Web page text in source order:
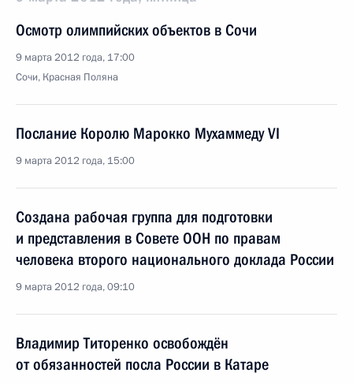
Осмотр олимпийских объектов в Сочи
9 марта 2012 года, 17:00
Сочи, Красная Поляна
Послание Королю Марокко Мухаммеду VI
9 марта 2012 года, 15:00
Создана рабочая группа для подготовки
и представления в Совете ООН по правам
человека второго национального доклада России
9 марта 2012 года, 09:10
Владимир Титоренко освобождён
от обязанностей посла России в Катаре